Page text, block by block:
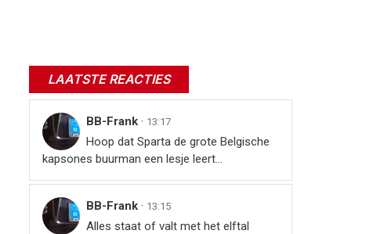
LAATSTE REACTIES
BB-Frank · 13:17
Hoop dat Sparta de grote Belgische
kapsones buurman een lesje leert...
BB-Frank · 13:15
Alles staat of valt met het elftal